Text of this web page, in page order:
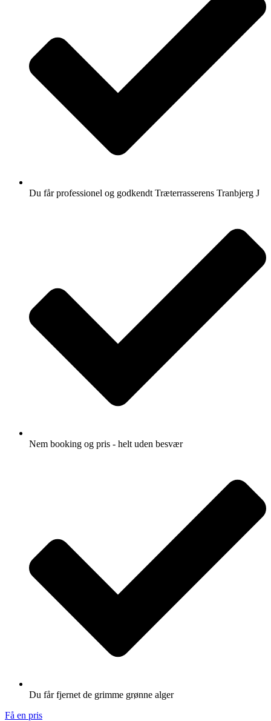
Du får professionel og godkendt Træterrasserens Tranbjerg J
Nem booking og pris - helt uden besvær
Du får fjernet de grimme grønne alger
Få en pris